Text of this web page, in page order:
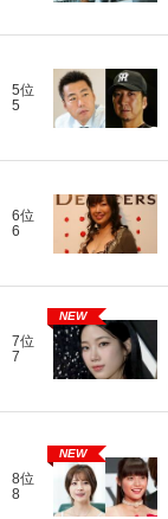
5位
5
6位
6
7位
7
NEW
8位
8
NEW